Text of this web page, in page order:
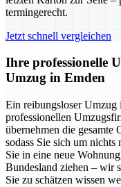
termingerecht.
Jetzt schnell vergleichen
Ihre professionelle
Umzug in Emden
Ein reibungsloser Umzug
professionellen
übernehmen die gesamte
sodass Sie sich um
Sie in eine neue
Bundesland ziehen – wir
Sie zu schätzen wissen